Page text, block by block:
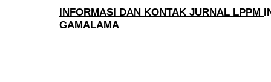
INFORMASI DAN KONTAK JURNAL LPPM
GAMALAMA